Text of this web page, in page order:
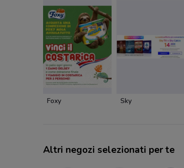
Foxy Sky
Altri negozi selezionati per te